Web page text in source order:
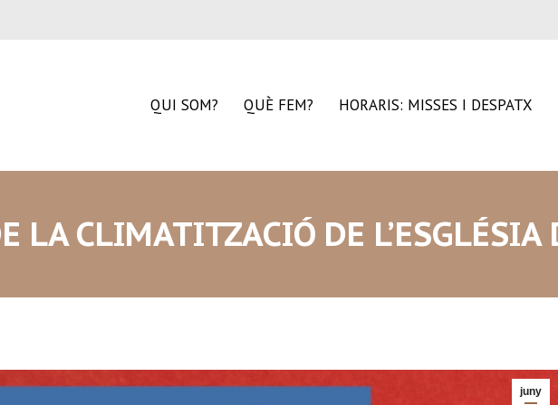
QUI SOM? QUÈ FEM? HORARIS: MISSES I DESPATX
LA CLIMATITZACIÓ DE
juny